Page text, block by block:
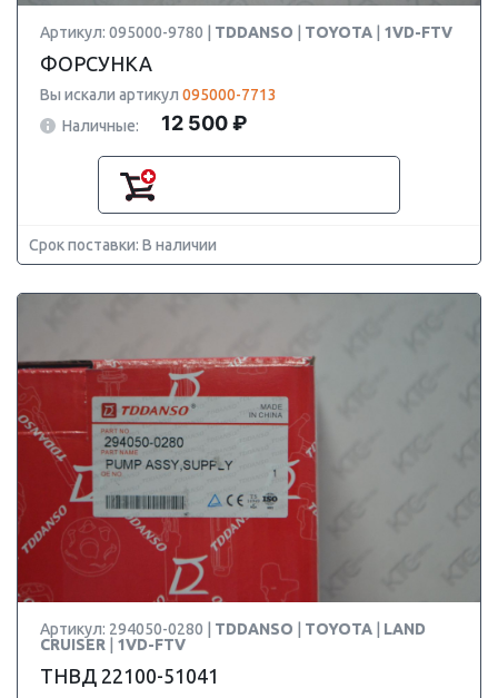
Артикул: 095000-9780 | TDDANSO TOYOTA 1VD-FTV
ФОРСУНКА
Вы искали артикул 095000-7713
Наличные:
12 500 ₽
Срок поставки: В наличии
Артикул: 294050-0280 | TDDANSO TOYOTA
LAND
CRUISER
1VD-FTV
ТНВД 22100-51041